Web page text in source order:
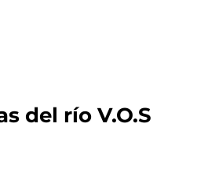
del río V.O.S